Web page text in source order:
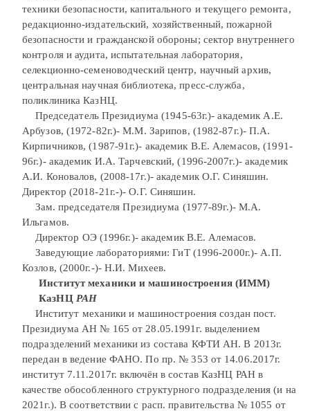
техники безопасности, капитального и текущего ремонта,
редакционно-издательский, хозяйственный, пожарной
безопасности и гражданской обороны; сектор внутреннего
контроля и аудита, испытательная лаборатория,
селекционно-семеноводческий центр, научный архив,
центральная научная библиотека, пресс-служба,
поликлиника КазНЦ.
Председатель Президиума (1945-63г.)- академик А.Е.
Арбузов, (1972-82г.)- М.М. Зарипов, (1982-87г.)- П.А.
Кирпичников, (1987-91г.)- академик В.Е. Алемасов, (1991-
96г.)- академик И.А. Тарчевский, (1996-2007г.)- академик
А.И. Коновалов, (2008-17г.)- академик О.Г. Синяшин.
Директор (2018-21г.-)- О.Г. Синяшин.
Зам. председателя Президиума (1977-89г.)- М.А.
Ильгамов.
Директор ОЭ (1996г.)- академик В.Е. Алемасов.
Заведующие лабораториями: ГиТ (1996-2000г.)- А.П.
Козлов, (2000г.-)- Н.И. Михеев.
Институт механики и машиностроения (ИММ)
КазНЦ РАН
Институт механики и машиностроения создан пост.
Президиума АН № 165 от 28.05.1991г. выделением
подразделений механики из состава КФТИ АН. В 2013г.
передан в ведение ФАНО. По пр. № 353 от 14.06.2017г.
институт 7.11.2017г. включён в состав КазНЦ РАН в
качестве обособленного структурного подразделения (и на
2021г.). В соответствии с расп. правительства № 1055 от